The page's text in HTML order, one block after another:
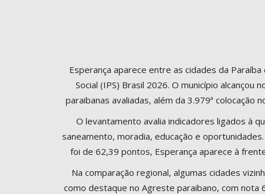
Esperança aparece entre as cidades da
Social (IPS) Brasil 2026. O município alcançou
paraibanas avaliadas, além da 3.979ª colocação
O levantamento avalia indicadores ligados à
saneamento, moradia, educação e
foi de 62,39 pontos, Esperança aparece à
Na comparação regional, algumas cidades
como destaque no Agreste paraibano, com nota